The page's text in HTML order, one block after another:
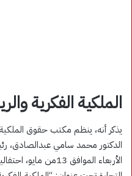
الملكية الفكرية
يذكر أنه، ينظم مكتب حقوق
الدكتور محمد سامي عبدالصادق،
الأربعاء الموافق